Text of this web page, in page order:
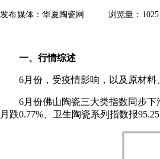
发布媒体：华夏陶瓷网 浏览量：
一、行情综述
6月份，受疫情影响，以及原材料
6月份佛山陶瓷三大类指数同步下滑
月跌0.77%、卫生陶瓷系列指数报